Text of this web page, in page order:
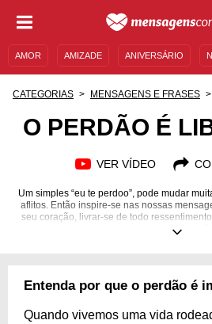
AMOR AMIZADE ANIVERSÁRIO
AUTOAJUDA
CATEGORIAS MENSAGENS E FRASES
O PERDÃO É
VER VÍDEO
Um simples “eu te perdoo”, pode mudar
aflitos. Então inspire-se nas nossas
seu coração, livrar-se de todo
poder que só o
Entenda por que o perdão é
Quando vivemos uma vida